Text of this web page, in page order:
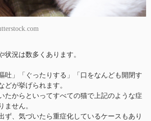
状況は数多くあります。
吐」「ぐったりする」「口をなんども開閉す
どが挙げられます。
たからといってすべての猫で上記のような症
ません。
ず、気づいたら重症化しているケースもあり